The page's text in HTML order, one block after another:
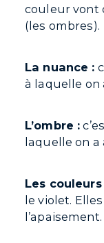
couleur vont
(les ombres).
La nuance :
à laquelle on
L’ombre :
laquelle on a
Les
le violet.
l’apaisement.